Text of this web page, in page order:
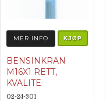
MER INFO KJØP
BENSINKRAN
M16X1 RETT,
KVALITE
Originalnumme
02-24-301